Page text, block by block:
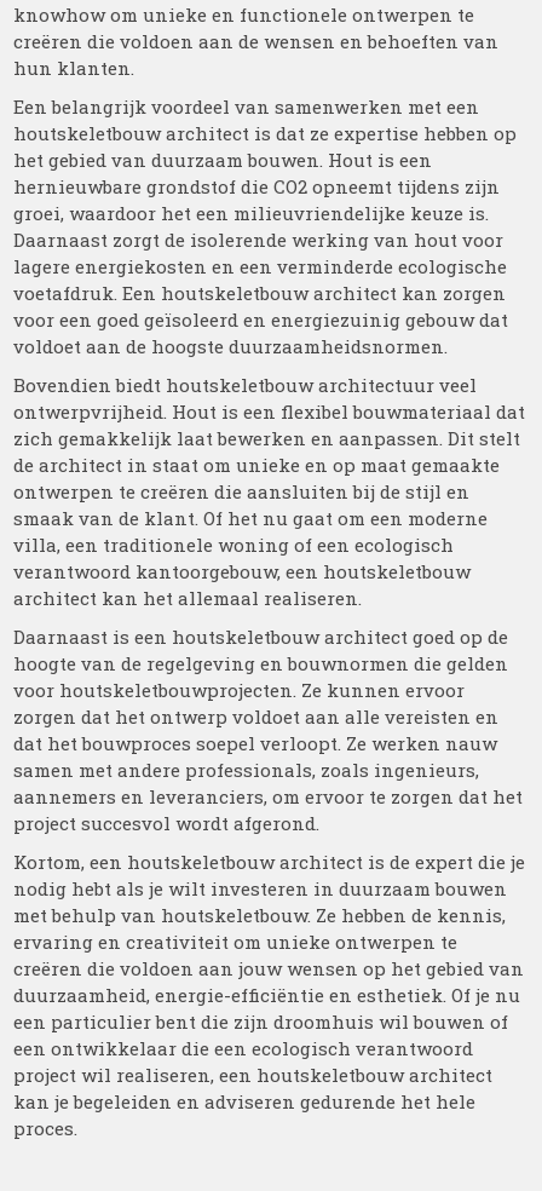
knowhow om unieke en functionele ontwerpen te
creëren die voldoen aan de wensen en behoeften van
hun klanten.
Een belangrijk voordeel van samenwerken met een
houtskeletbouw architect is dat ze expertise hebben op
het gebied van duurzaam bouwen. Hout is een
hernieuwbare grondstof die CO2 opneemt tijdens zijn
groei, waardoor het een milieuvriendelijke keuze is.
Daarnaast zorgt de isolerende werking van hout voor
lagere energiekosten en een verminderde ecologische
voetafdruk. Een houtskeletbouw architect kan zorgen
voor een goed geïsoleerd en energiezuinig gebouw dat
voldoet aan de hoogste duurzaamheidsnormen.
Bovendien biedt houtskeletbouw architectuur veel
ontwerpvrijheid. Hout is een flexibel bouwmateriaal dat
zich gemakkelijk laat bewerken en aanpassen. Dit stelt
de architect in staat om unieke en op maat gemaakte
ontwerpen te creëren die aansluiten bij de stijl en
smaak van de klant. Of het nu gaat om een moderne
villa, een traditionele woning of een ecologisch
verantwoord kantoorgebouw, een houtskeletbouw
architect kan het allemaal realiseren.
Daarnaast is een houtskeletbouw architect goed op de
hoogte van de regelgeving en bouwnormen die gelden
voor houtskeletbouwprojecten. Ze kunnen ervoor
zorgen dat het ontwerp voldoet aan alle vereisten en
dat het bouwproces soepel verloopt. Ze werken nauw
samen met andere professionals, zoals ingenieurs,
aannemers en leveranciers, om ervoor te zorgen dat het
project succesvol wordt afgerond.
Kortom, een houtskeletbouw architect is de expert die je
nodig hebt als je wilt investeren in duurzaam bouwen
met behulp van houtskeletbouw. Ze hebben de kennis,
ervaring en creativiteit om unieke ontwerpen te
creëren die voldoen aan jouw wensen op het gebied van
duurzaamheid, energie-efficiëntie en esthetiek. Of je nu
een particulier bent die zijn droomhuis wil bouwen of
een ontwikkelaar die een ecologisch verantwoord
project wil realiseren, een houtskeletbouw architect
kan je begeleiden en adviseren gedurende het hele
proces.